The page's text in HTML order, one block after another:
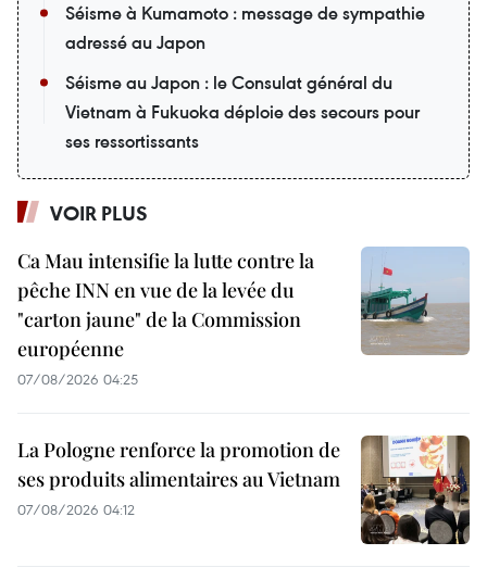
Séisme à Kumamoto : message de sympathie
adressé au Japon
Séisme au Japon : le Consulat général du
Vietnam à Fukuoka déploie des secours pour
ses ressortissants
VOIR PLUS
Ca Mau intensifie la lutte contre la
pêche INN en vue de la levée du
"carton jaune" de la Commission
européenne
07/08/2026 04:25
La Pologne renforce la promotion de
ses produits alimentaires au Vietnam
07/08/2026 04:12